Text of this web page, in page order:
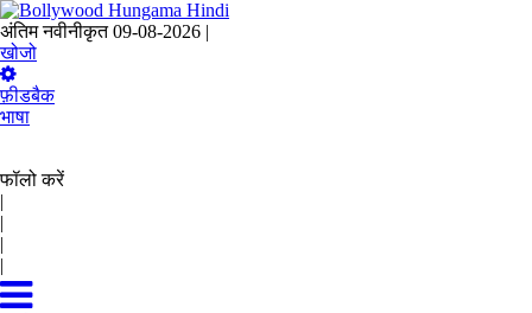
अंतिम नवीनीकृत 09-08-2026 |
खोजो
फ़ीडबैक
भाषा
फॉलो करें
|
|
|
|